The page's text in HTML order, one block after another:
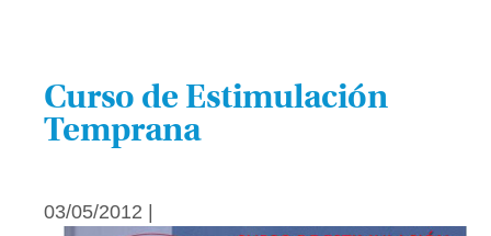
Curso de Estimulación
Temprana
03/05/2012 |